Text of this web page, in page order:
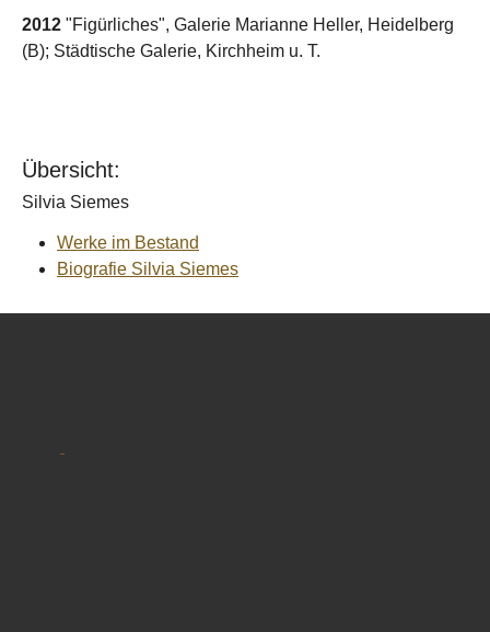
2012 "Figürliches", Galerie Marianne Heller, Heidelberg
(B); Städtische Galerie, Kirchheim u. T.
Übersicht:
Silvia Siemes
Werke im Bestand
Biografie Silvia Siemes